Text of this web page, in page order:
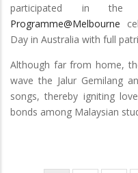
participated in the
Programme@Melbourne
Day in Australia with full
Although far from home,
wave the Jalur Gemilang
songs, thereby igniting
bonds among Malaysian